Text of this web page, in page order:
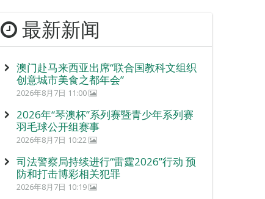
最新新闻
澳门赴马来西亚出席“联合国教科文组织
创意城市美食之都年会”
2026年8月7日 11:00
2026年“琴澳杯”系列赛暨青少年系列赛
羽毛球公开组赛事
2026年8月7日 10:22
司法警察局持续进行“雷霆2026”行动 预
防和打击博彩相关犯罪
2026年8月7日 10:19